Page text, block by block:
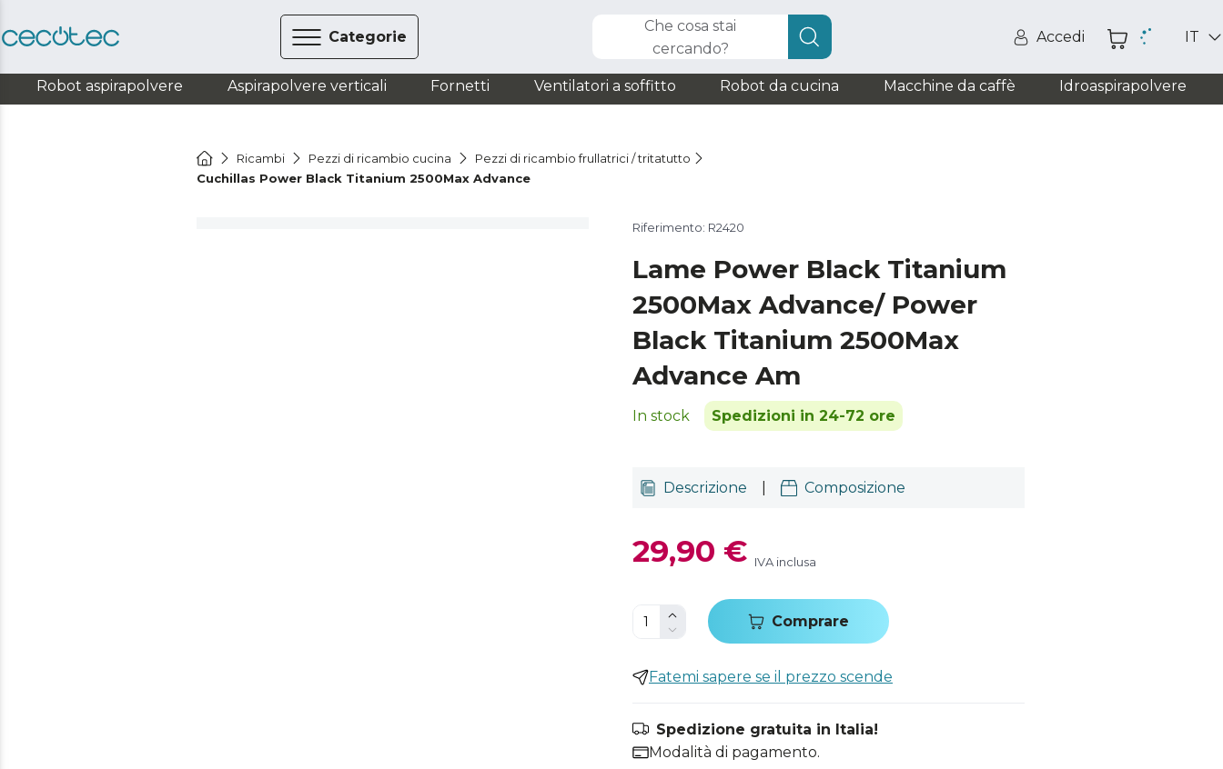
Categorie
Che cosa stai
cercando?
Accedi IT
Robot aspirapolvere Aspirapolvere verticali Fornetti Ventilatori a soffitto Robot da cucina Macchine da caffè Idroaspirapolvere
Ricambi Pezzi di ricambio cucina
Pezzi di ricambio frullatrici / tritatutto
Cuchillas Power Black Titanium 2500Max Advance
Riferimento: R2420
Lame Power Black Titanium
2500Max Advance/ Power
Black Titanium 2500Max
Advance Am
In stock Spedizioni in 24-72 ore
Descrizione Composizione
29,90 € IVA inclusa
Comprare
Fatemi sapere se il prezzo scende
Spedizione gratuita in Italia!
Modalità di pagamento.